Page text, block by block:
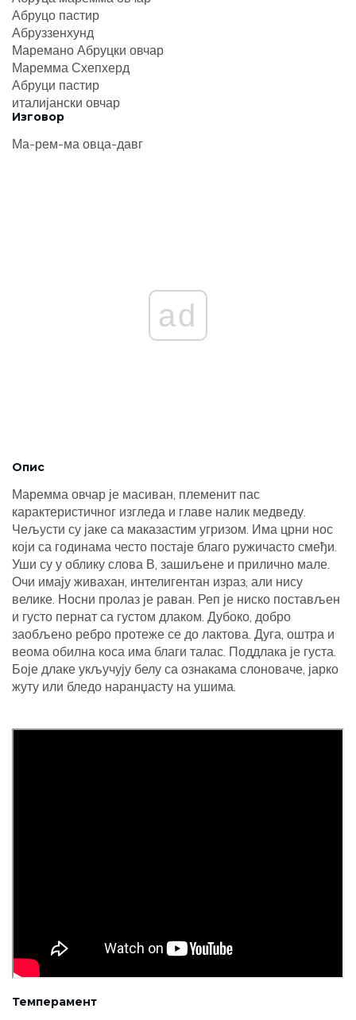
Абруцо пастир
Абруззенхунд
Маремано Абруцки овчар
Маремма Схепхерд
Абруци пастир
италијански овчар
Изговор
Ма-рем-ма овца-давг
ad
Опис
Маремма овчар је масиван, племенит пас
карактеристичног изгледа и главе налик медведу.
Чељусти су јаке са маказастим угризом. Има црни нос
који са годинама често постаје благо ружичасто смеђи.
Уши су у облику слова В, зашиљене и прилично мале.
Очи имају живахан, интелигентан израз, али нису
велике. Носни пролаз је раван. Реп је ниско постављен
и густо пернат са густом длаком. Дубоко, добро
заобљено ребро протеже се до лактова. Дуга, оштра и
веома обилна коса има благи талас. Поддлака је густа.
Боје длаке укључују белу са ознакама слоноваче, јарко
жуту или бледо наранџасту на ушима.
Темперамент